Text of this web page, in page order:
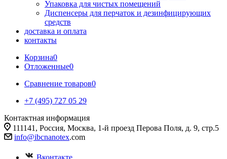
Упаковка для чистых помещений
Диспенсеры для перчаток и дезинфицирующих
средств
доставка и оплата
контакты
Корзина0
Отложенные0
Сравнение товаров0
+7 (495) 727 05 29
Контактная информация
111141, Россия, Москва, 1-й проезд Перова Поля, д. 9, стр.5
info@ibcnanotex.com
Вконтакте